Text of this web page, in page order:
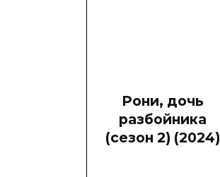
Рони, дочь
разбойника
(сезон 2) (2024)